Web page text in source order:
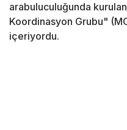
arabuluculuğunda
Koordinasyon Grubu"
içeriyordu.